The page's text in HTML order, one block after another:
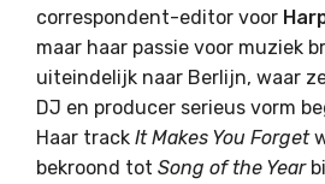
correspondent-editor voor
maar haar passie voor muziek
uiteindelijk naar Berlijn, waar
DJ en producer serieus vorm
Haar track It Makes You Forget
bekroond tot Song of the Year